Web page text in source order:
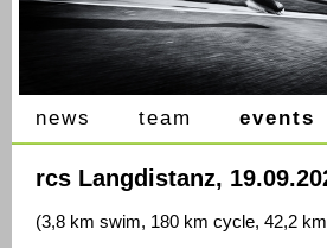
news team events
rcs Langdistanz,
(3,8 km swim, 180 km cycle, 42,2